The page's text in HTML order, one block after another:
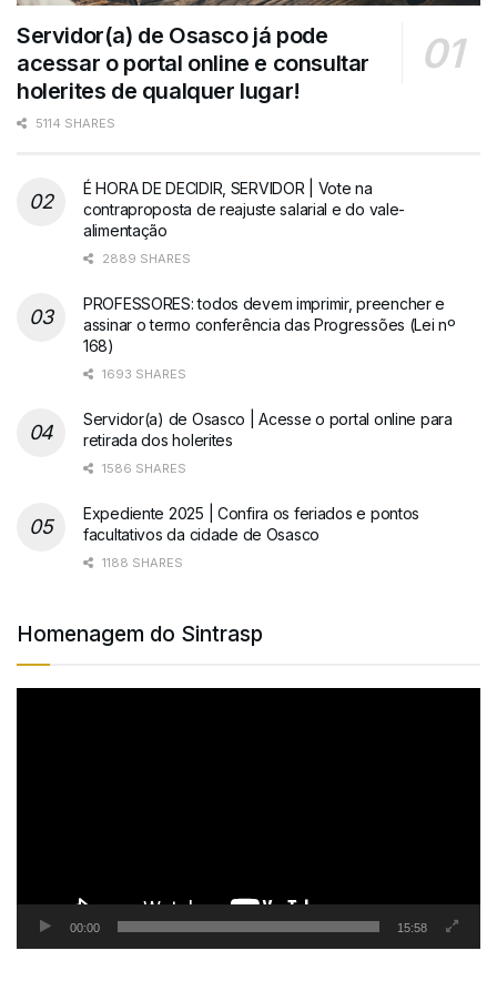
Servidor(a) de Osasco já pode
acessar o portal online e consultar
holerites de qualquer lugar!
5114 SHARES
É HORA DE DECIDIR, SERVIDOR | Vote na
contraproposta de reajuste salarial e do vale-
alimentação
2889 SHARES
PROFESSORES: todos devem imprimir, preencher e
assinar o termo conferência das Progressões (Lei nº
168)
1693 SHARES
Servidor(a) de Osasco | Acesse o portal online para
retirada dos holerites
1586 SHARES
Expediente 2025 | Confira os feriados e pontos
facultativos da cidade de Osasco
1188 SHARES
Homenagem do Sintrasp
00:00 15:58